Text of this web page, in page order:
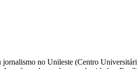
jornalismo no Unileste (Centro